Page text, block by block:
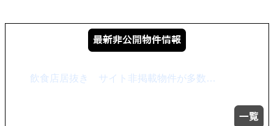
飲食店居抜き サイト非掲載物件が多数…